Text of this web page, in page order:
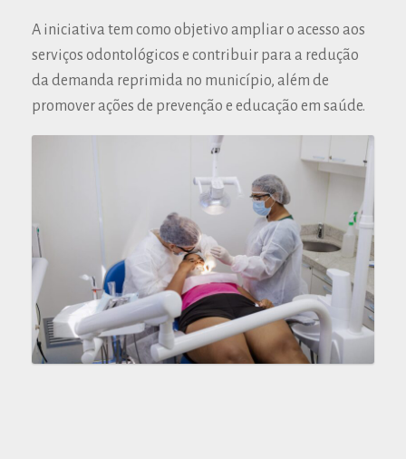
A iniciativa tem como objetivo ampliar o acesso aos
serviços odontológicos e contribuir para a redução
da demanda reprimida no município, além de
promover ações de prevenção e educação em saúde.